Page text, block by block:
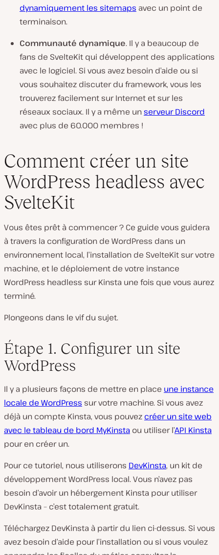
dynamiquement les sitemaps avec un point de
terminaison.
Communauté dynamique. Il y a beaucoup de
fans de SvelteKit qui développent des applications
avec le logiciel. Si vous avez besoin d’aide ou si
vous souhaitez discuter du framework, vous les
trouverez facilement sur Internet et sur les
réseaux sociaux. Il y a même unserveur Discord
avec plus de 60.000 membres !
Comment créer un site
WordPress headless avec
SvelteKit
Vous êtes prêt à commencer ? Ce guide vous guidera
à travers la configuration de WordPress dans un
environnement local, l’installation de SvelteKit sur votre
machine, et le déploiement de votre instance
WordPress headless sur Kinsta une fois que vous aurez
terminé.
Plongeons dans le vif du sujet.
Étape 1. Configurer un site
WordPress
Il y a plusieurs façons de mettre en place une instance
locale de WordPress sur votre machine. Si vous avez
déjà un compte Kinsta, vous pouvez créer un site web
avec le tableau de bord MyKinsta ou utiliser l’API Kinsta
pour en créer un.
Pour ce tutoriel, nous utiliserons DevKinsta, un kit de
développement WordPress local. Vous n’avez pas
besoin d’avoir un hébergement Kinsta pour utiliser
DevKinsta – c’est totalement gratuit.
Téléchargez DevKinsta à partir du lien ci-dessus. Si vous
avez besoin d’aide pour l’installation ou si vous voulez